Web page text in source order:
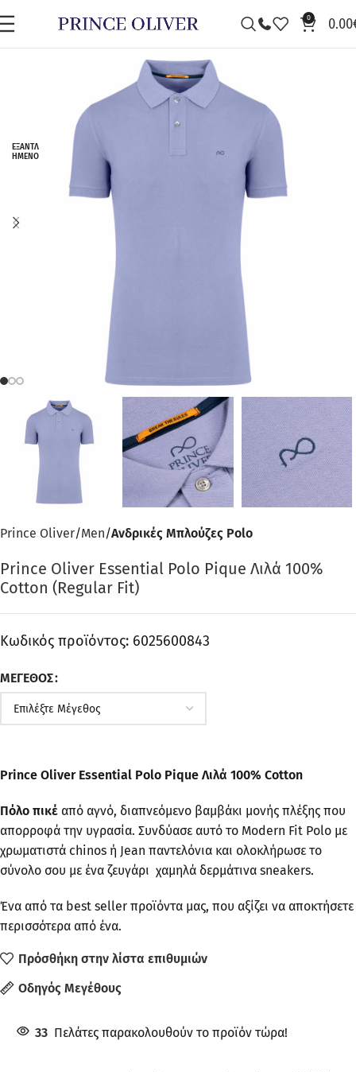
0 0.00
ΕΞΑΝΤΛ
ΗΜΈΝΟ
Prince Oliver Men Ανδρικές Μπλούζες Polo
Prince Oliver Essential Polo Pique Λιλά 100%
Cotton (Regular Fit)
Κωδικός προϊόντος: 6025600843
ΜΈΓΕΘΟΣ
Prince Oliver Essential Polo Pique Λιλά 100% Cotton
Πόλο πικέ από αγνό, διαπνεόμενο βαμβάκι μονής πλέξης που
απορροφά την υγρασία. Συνδύασε αυτό το Modern Fit Polo με
χρωματιστά chinos ή Jean παντελόνια και ολοκλήρωσε το
σύνολο σου με ένα ζευγάρι χαμηλά δερμάτινα sneakers.
Ένα από τα best seller προϊόντα μας, που αξίζει να αποκτήσετε
περισσότερα από ένα.
Πρόσθήκη στην λίστα επιθυμιών
Οδηγός Μεγέθους
33 Πελάτες παρακολουθούν το προϊόν τώρα!